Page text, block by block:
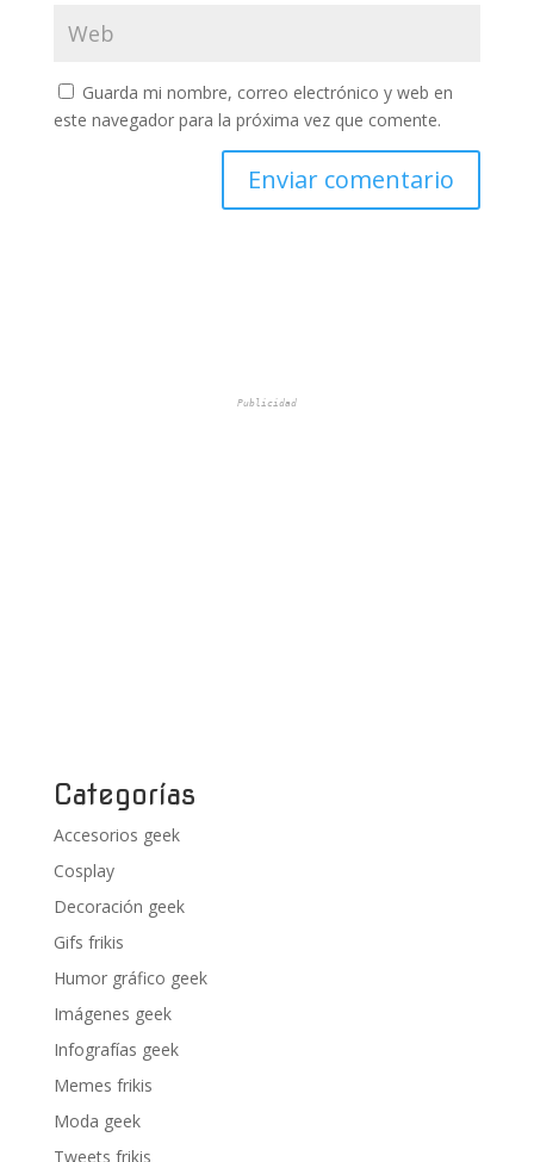
Guarda mi nombre, correo electrónico y web en
este navegador para la próxima vez que comente.
Publicidad
Categorías
Accesorios geek
Cosplay
Decoración geek
Gifs frikis
Humor gráfico geek
Imágenes geek
Infografías geek
Memes frikis
Moda geek
Tweets frikis